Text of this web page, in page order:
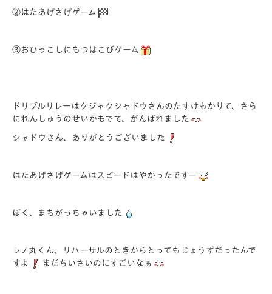
②はたあげさげゲーム
③おひっこしにもつはこびゲーム
ドリブルリレーはクジャクシャドウさんのたすけもかりて、さら
にれんしゅうのせいかもでて、がんばれました
シャドウさん、ありがとうございました
はたあげさげゲームはスピードはやかったですー
ぼく、まちがっちゃいました
レノ丸くん、リハーサルのときからとってもじょうずだったんで
すよ
まだちいさいのにすごいなぁ